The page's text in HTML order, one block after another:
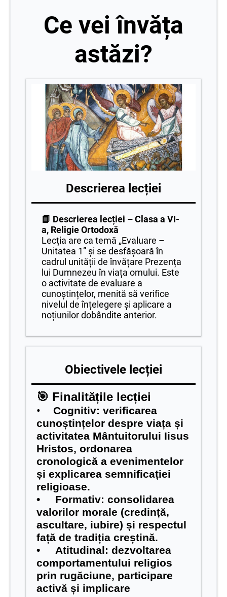
Ce vei învăța
astăzi?
Descrierea lecției
📘 Descrierea lecției – Clasa a VI-
a, Religie Ortodoxă
Lecția are ca temă „Evaluare –
Unitatea 1” și se desfășoară în
cadrul unității de învățare Prezența
lui Dumnezeu în viața omului. Este
o activitate de evaluare a
cunoștințelor, menită să verifice
nivelul de înțelegere și aplicare a
noțiunilor dobândite anterior.
Obiectivele lecției
🎯 Finalitățile lecției
• Cognitiv: verificarea
cunoștințelor despre viața și
activitatea Mântuitorului Iisus
Hristos, ordonarea
cronologică a evenimentelor
și explicarea semnificației
religioase.
•
Formativ: consolidarea
valorilor morale (credință,
ascultare, iubire) și respectul
față de tradiția creștină.
•
Atitudinal: dezvoltarea
comportamentului religios
prin rugăciune, participare
activă și implicare